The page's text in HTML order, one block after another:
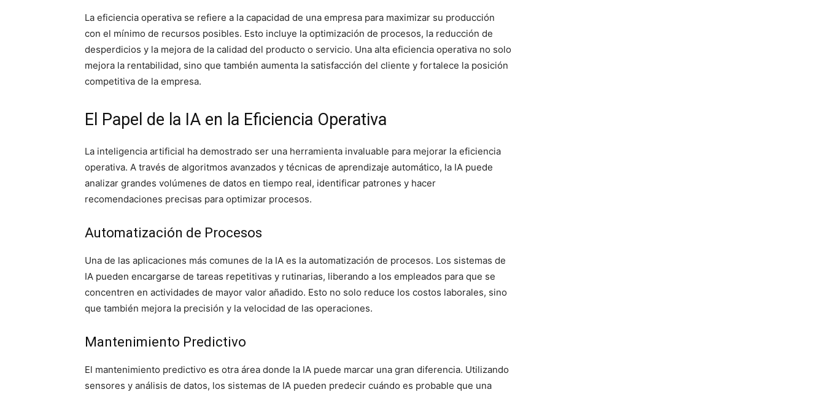
La eficiencia operativa se refiere a la capacidad de una empresa para maximizar su producción
con el mínimo de recursos posibles. Esto incluye la optimización de procesos, la reducción de
desperdicios y la mejora de la calidad del producto o servicio. Una alta eficiencia operativa no solo
mejora la rentabilidad, sino que también aumenta la satisfacción del cliente y fortalece la posición
competitiva de la empresa.
El Papel de la IA en la Eficiencia Operativa
La inteligencia artificial ha demostrado ser una herramienta invaluable para mejorar la eficiencia
operativa. A través de algoritmos avanzados y técnicas de aprendizaje automático, la IA puede
analizar grandes volúmenes de datos en tiempo real, identificar patrones y hacer
recomendaciones precisas para optimizar procesos.
Automatización de Procesos
Una de las aplicaciones más comunes de la IA es la automatización de procesos. Los sistemas de
IA pueden encargarse de tareas repetitivas y rutinarias, liberando a los empleados para que se
concentren en actividades de mayor valor añadido. Esto no solo reduce los costos laborales, sino
que también mejora la precisión y la velocidad de las operaciones.
Mantenimiento Predictivo
El mantenimiento predictivo es otra área donde la IA puede marcar una gran diferencia. Utilizando
sensores y análisis de datos, los sistemas de IA pueden predecir cuándo es probable que una